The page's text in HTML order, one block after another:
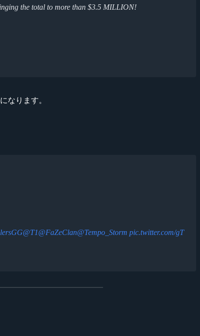
the total to more than $3.5 MILLION!
なります。
@T1@FaZeClan@Tempo_Storm pic.twitter.com/gT